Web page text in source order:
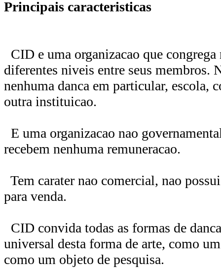
Principais caracteristicas
CID e uma organizacao que
diferentes niveis entre seus membros.
nenhuma danca em particular, escola,
outra instituicao.
E uma organizacao nao
recebem nenhuma remuneracao.
Tem carater nao comercial, nao
para venda.
CID convida todas as formas de
universal desta forma de arte, como
como um objeto de pesquisa.